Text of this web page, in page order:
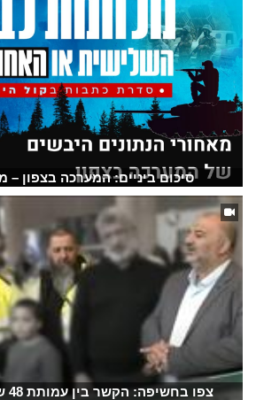
סיכום ביניים: המערכה בצפון –
צפו בחשיפה: הקשר בין עמותת 48 של רע"מ לחמאס